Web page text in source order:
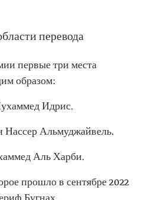
перевода
первые три места
образом:
Идрис.
Нассер Альмуджайвель.
Аль Харби.
прошло в сентябре 2022